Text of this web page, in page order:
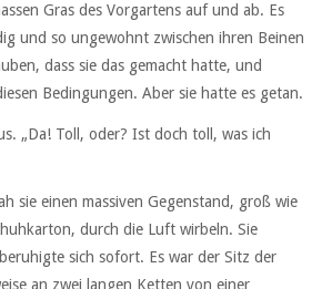
Gras des Vorgartens auf und ab. Es
und so ungewohnt zwischen ihren Beinen
dass sie das gemacht hatte, und
Bedingungen. Aber sie hatte es getan.
„Da! Toll, oder? Ist doch toll, was ich
sie einen massiven Gegenstand, groß wie
durch die Luft wirbeln. Sie
sich sofort. Es war der Sitz der
an zwei langen Ketten von einer